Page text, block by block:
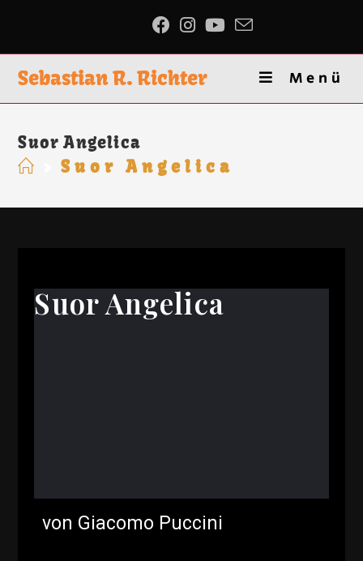
Sebastian R. Richter Menü
Suor Angelica
Suor Angelica
Suor Angelica
von Giacomo Puccini